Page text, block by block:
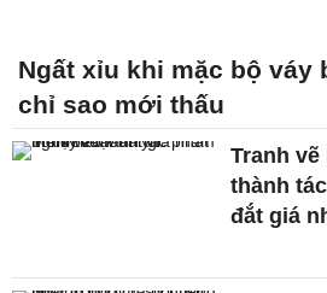
Ngất xỉu khi mặc bộ váy
chỉ sao mới thấu
Tranh
thành
đắt giá